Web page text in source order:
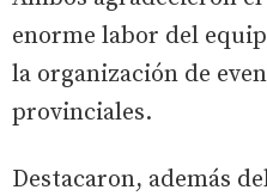
enorme labor del
la organización de
provinciales.
Destacaron, además